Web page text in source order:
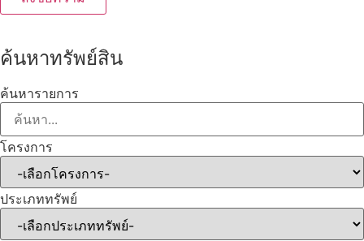
ค้นหาทรัพย์สิน
ค้นหารายการ
โครงการ
ประเภททรัพย์